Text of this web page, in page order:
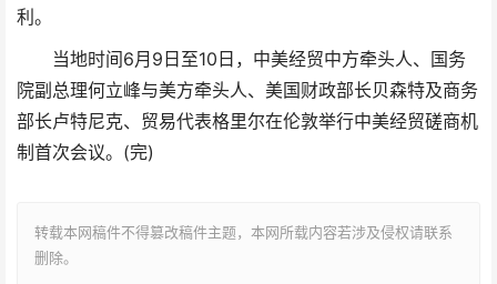
利。
当地时间6月9日至10日，中美经贸中方牵头人、国务
院副总理何立峰与美方牵头人、美国财政部长贝森特及商务
部长卢特尼克、贸易代表格里尔在伦敦举行中美经贸磋商机
制首次会议。(完)
转载本网稿件不得篡改稿件主题，本网所载内容若涉及侵权请联系
删除。